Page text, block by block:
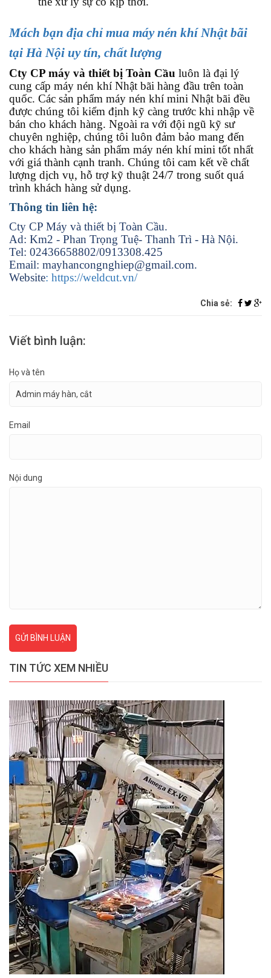
Mách bạn địa chỉ mua máy nén khí Nhật bãi
tại Hà Nội uy tín, chất lượng
Cty CP máy và thiết bị Toàn Cầu luôn là đại lý
cung cấp máy nén khí Nhật bãi hàng đầu trên toàn
quốc. Các sản phẩm máy nén khí mini Nhật bãi đều
được chúng tôi kiểm định kỹ càng trước khi nhập về
bán cho khách hàng. Ngoài ra với đội ngũ kỹ sư
chuyên nghiệp, chúng tôi luôn đảm bảo mang đến
cho khách hàng sản phẩm máy nén khí mini tốt nhất
với giá thành cạnh tranh. Chúng tôi cam kết về chất
lượng dịch vụ, hỗ trợ kỹ thuật 24/7 trong suốt quá
trình khách hàng sử dụng.
Thông tin liên hệ:
Cty CP Máy và thiết bị Toàn Cầu.
Ad: Km2 - Phan Trọng Tuệ- Thanh Trì - Hà Nội.
Tel: 02436658802/0913308.425
Email: mayhancongnghiep@gmail.com.
Website: https://weldcut.vn/
Chia sẻ:
Viết bình luận:
Họ và tên
Email
Nội dung
GỬI BÌNH LUẬN
TIN TỨC XEM NHIỀU